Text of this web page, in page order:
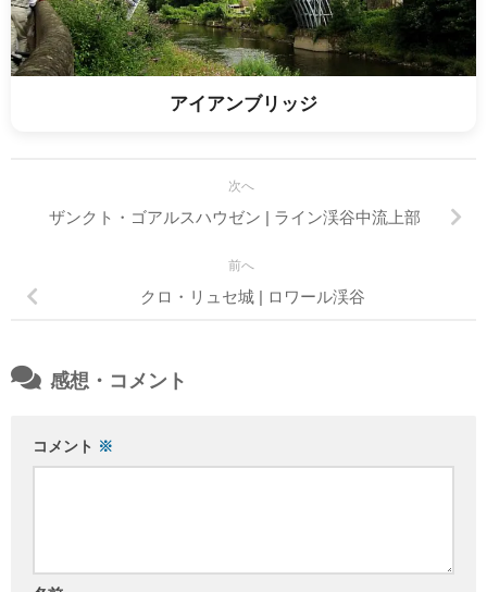
アイアンブリッジ
次へ
ザンクト・ゴアルスハウゼン | ライン渓谷中流上部
前へ
クロ・リュセ城 | ロワール渓谷
感想・コメント
コメント ※